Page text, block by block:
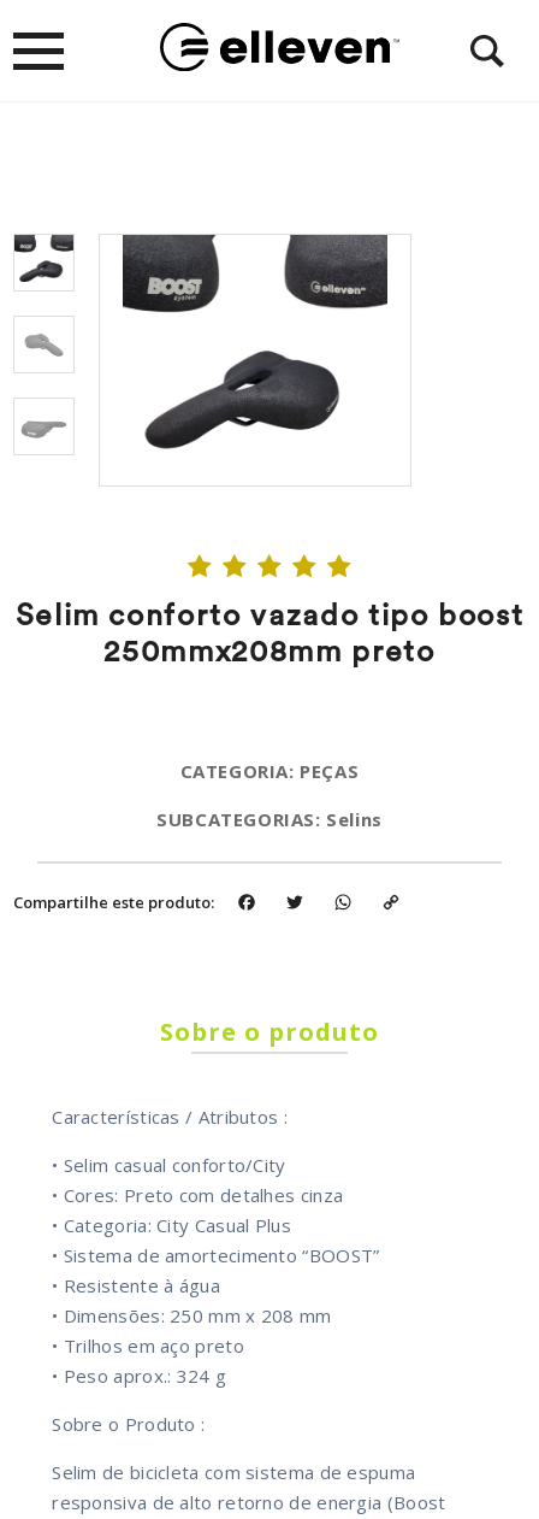
Selim conforto vazado tipo boost
250mmx208mm preto
CATEGORIA: PEÇAS
SUBCATEGORIAS: Selins
Compartilhe este produto: FacebookTwitter WhatsApp
Sobre o produto
Características / Atributos :
• Selim casual conforto/City
• Cores: Preto com detalhes cinza
• Categoria: City Casual Plus
• Sistema de amortecimento “BOOST”
• Resistente à água
• Dimensões: 250 mm x 208 mm
• Trilhos em aço preto
• Peso aprox.: 324 g
Sobre o Produto :
Selim de bicicleta com sistema de espuma
responsiva de alto retorno de energia (Boost